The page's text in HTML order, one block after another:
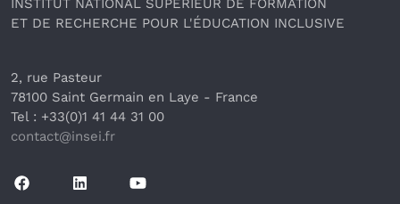
INSTITUT NATIONAL SUPÉRIEUR DE FORMATION
ET DE RECHERCHE POUR L'ÉDUCATION INCLUSIVE
2, rue Pasteur
78100 Saint Germain en Laye - France
Tel : +33(0)1 41 44 31 00
contact@insei.fr